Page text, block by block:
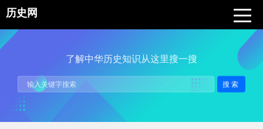
历史网
了解中华历史知识从这里搜一搜
搜索